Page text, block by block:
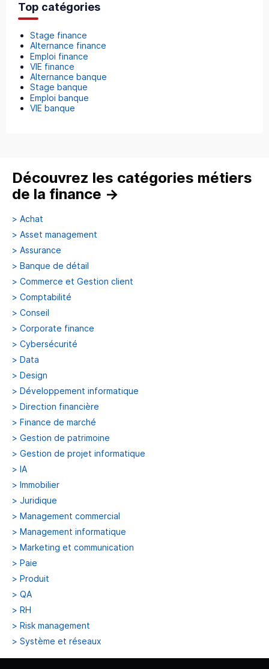
Top catégories
Stage finance
Alternance finance
Emploi finance
VIE finance
Alternance banque
Stage banque
Emploi banque
VIE banque
Découvrez les catégories métiers
de la finance →
> Achat
> Asset management
> Assurance
> Banque de détail
> Commerce et Gestion client
> Comptabilité
> Conseil
> Corporate finance
> Cybersécurité
> Data
> Design
> Développement informatique
> Direction financière
> Finance de marché
> Gestion de patrimoine
> Gestion de projet informatique
> IA
> Immobilier
> Juridique
> Management commercial
> Management informatique
> Marketing et communication
> Paie
> Produit
> QA
> RH
> Risk management
> Système et réseaux